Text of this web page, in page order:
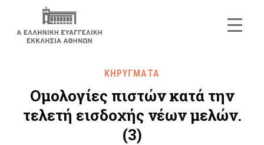
ΚΗΡΥΓΜΑΤΑ
Ομολογίες πιστών κατά την
τελετή εισδοχής νέων μελών.
(3)